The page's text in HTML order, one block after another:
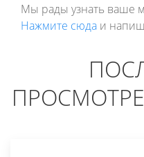
Мы рады узнать ваше
Нажмите сюда и